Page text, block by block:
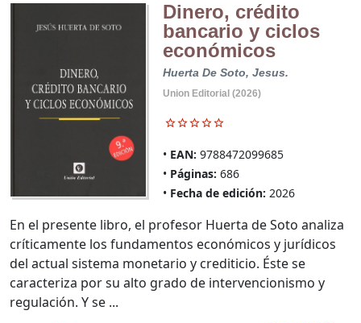
Dinero, crédito
bancario y ciclos
económicos
Huerta De Soto, Jesus.
Union Editorial (2026)
EAN: 9788472099685
Páginas: 686
Fecha de edición: 2026
En el presente libro, el profesor Huerta de Soto analiza
críticamente los fundamentos económicos y jurídicos
del actual sistema monetario y crediticio. Éste se
caracteriza por su alto grado de intervencionismo y
regulación. Y se ...